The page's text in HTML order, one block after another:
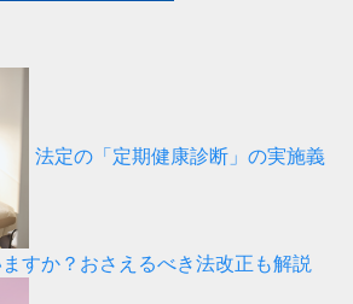
法定の「定期健康診断」の実施義
すか？おさえるべき法改正も解説